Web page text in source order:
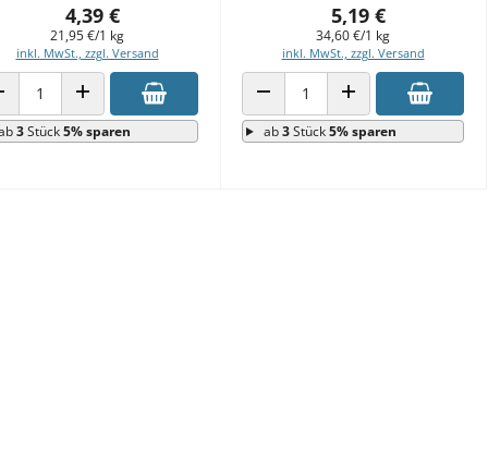
4,39 €
21,95 €/1 kg
inkl. MwSt., zzgl. Versand
VERRINGERN
ANZAHL ERHÖHEN
3Stück5% sparen
5,19 €
34,60 €/1 kg
inkl. MwSt., zzgl. Versand
ANZAHL VERRINGERNANZAHL ERHÖHEN
ab3Stück5% sparen